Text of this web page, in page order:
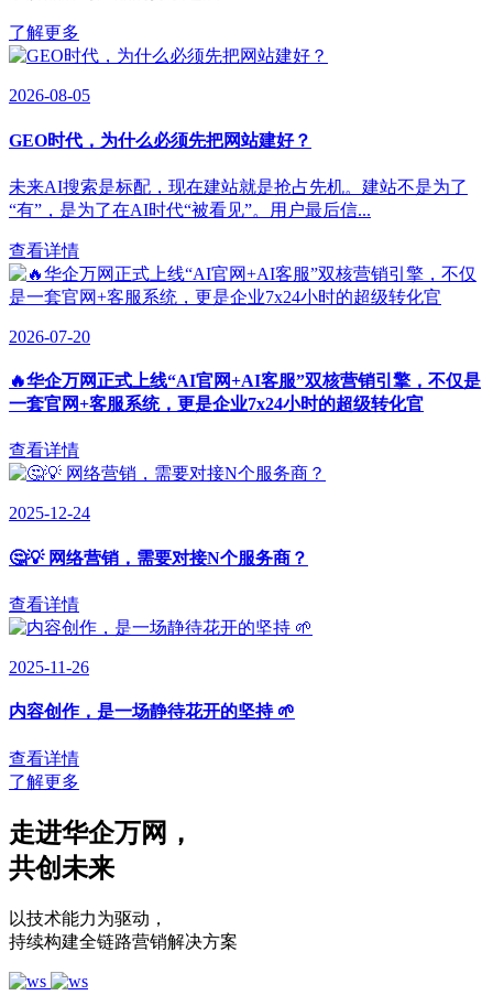
了解更多
2026-08-05
GEO时代，为什么必须先把网站建好？
未来AI搜索是标配，现在建站就是抢占先机。建站不是为了
“有”，是为了在AI时代“被看见”。用户最后信...
查看详情
2026-07-20
🔥华企万网正式上线“AI官网+AI客服”双核营销引擎，不仅是
一套官网+客服系统，更是企业7x24小时的超级转化官
查看详情
2025-12-24
🤔💡 网络营销，需要对接N个服务商？
查看详情
2025-11-26
内容创作，是一场静待花开的坚持 🌱
查看详情
了解更多
走进华企万网 ，
共创未来
以技术能力为驱动 ，
持续构建全链路营销解决方案